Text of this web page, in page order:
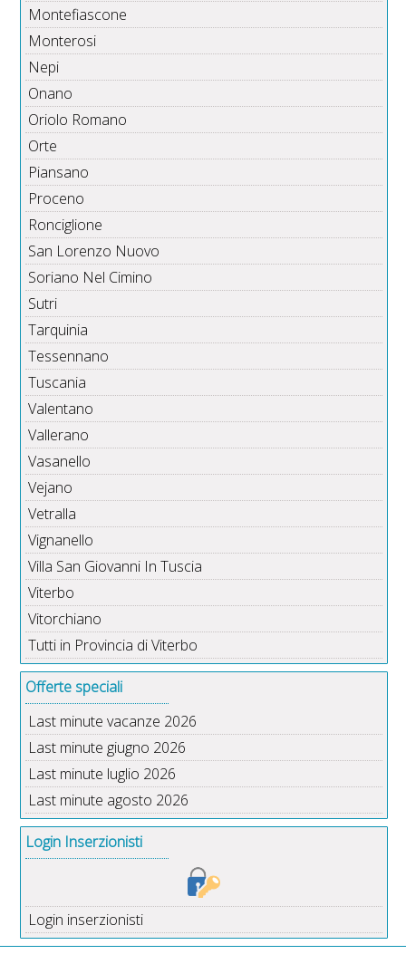
Montefiascone
Monterosi
Nepi
Onano
Oriolo Romano
Orte
Piansano
Proceno
Ronciglione
San Lorenzo Nuovo
Soriano Nel Cimino
Sutri
Tarquinia
Tessennano
Tuscania
Valentano
Vallerano
Vasanello
Vejano
Vetralla
Vignanello
Villa San Giovanni In Tuscia
Viterbo
Vitorchiano
Tutti in Provincia di Viterbo
Offerte speciali
Last minute vacanze 2026
Last minute giugno 2026
Last minute luglio 2026
Last minute agosto 2026
Login Inserzionisti
Login inserzionisti